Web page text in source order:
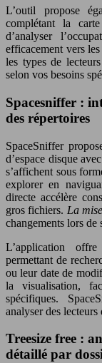
L’outil propose
complétant la
d’analyser
efficacement vers
les types de
selon vos besoins
Spacesniffer :
des répertoires
SpaceSniffer
d’espace disque
s’affichent sous
explorer en
directe accélère
gros fichiers. La
changements lors de
L’application
permettant de
ou leur date de
la visualisation,
spécifiques.
analyser des lecteurs
Treesize free :
détaillé par